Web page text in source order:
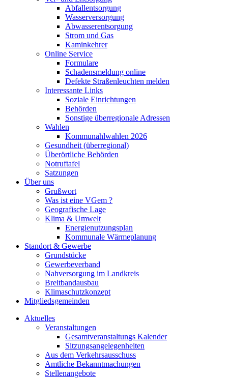
Abfallentsorgung
Wasserversorgung
Abwasserentsorgung
Strom und Gas
Kaminkehrer
Online Service
Formulare
Schadensmeldung online
Defekte Straßenleuchten melden
Interessante Links
Soziale Einrichtungen
Behörden
Sonstige überregionale Adressen
Wahlen
Kommunahlwahlen 2026
Gesundheit (überregional)
Überörtliche Behörden
Notruftafel
Satzungen
Über uns
Grußwort
Was ist eine VGem ?
Geografische Lage
Klima & Umwelt
Energienutzungsplan
Kommunale Wärmeplanung
Standort & Gewerbe
Grundstücke
Gewerbeverband
Nahversorgung im Landkreis
Breitbandausbau
Klimaschutzkonzept
Mitgliedsgemeinden
Aktuelles
Veranstaltungen
Gesamtveranstaltungs Kalender
Sitzungsangelegenheiten
Aus dem Verkehrsausschuss
Amtliche Bekanntmachungen
Stellenangebote